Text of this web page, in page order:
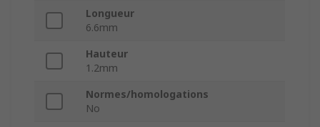
Longueur
6.6mm
Hauteur
1.2mm
Normes/homologations
No